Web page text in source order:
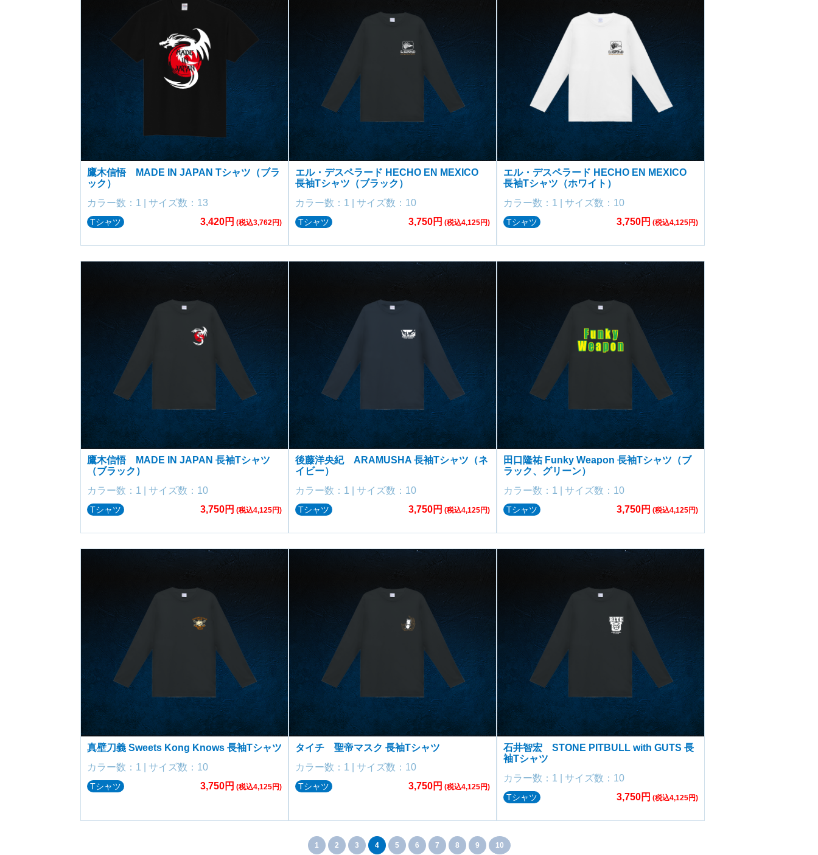
鷹木信悟 MADE IN JAPAN Tシャツ（ブラ
ック）
カラー数：1 | サイズ数：13
Tシャツ 3,420円 (税込3,762円)
エル・デスペラード HECHO EN MEXICO
長袖Tシャツ（ブラック）
カラー数：1 | サイズ数：10
Tシャツ 3,750円 (税込4,125円)
エル・デスペラード HECHO EN MEXICO
長袖Tシャツ（ホワイト）
カラー数：1 | サイズ数：10
Tシャツ 3,750円 (税込4,125円)
鷹木信悟 MADE IN JAPAN 長袖Tシャツ
（ブラック）
カラー数：1 | サイズ数：10
Tシャツ 3,750円 (税込4,125円)
後藤洋央紀 ARAMUSHA 長袖Tシャツ（ネ
イビー）
カラー数：1 | サイズ数：10
Tシャツ 3,750円 (税込4,125円)
田口隆祐 Funky Weapon 長袖Tシャツ（ブ
ラック、グリーン）
カラー数：1 | サイズ数：10
Tシャツ 3,750円 (税込4,125円)
真壁刀義 Sweets Kong Knows 長袖Tシャツ
カラー数：1 | サイズ数：10
Tシャツ 3,750円 (税込4,125円)
タイチ 聖帝マスク 長袖Tシャツ
カラー数：1 | サイズ数：10
Tシャツ 3,750円 (税込4,125円)
石井智宏 STONE PITBULL with GUTS 長
袖Tシャツ
カラー数：1 | サイズ数：10
Tシャツ 3,750円 (税込4,125円)
1 2 3 4 5 6 7 8 9 10